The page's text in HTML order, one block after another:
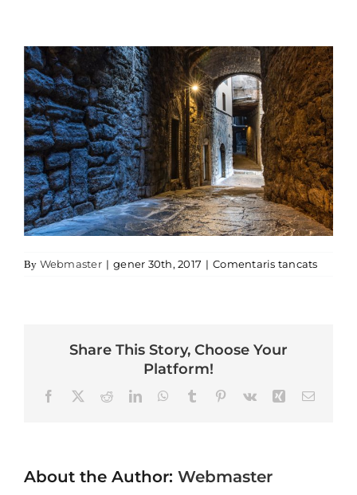
By Webmaster | gener 30th, 2017 | Comentaris tancatsa 01-
Share This Story, Choose Your
Platform!
FacebookRedditLinkedInWhatsApp
TumblrPinterest
Vk XingEmail
About the Author: Webmaster